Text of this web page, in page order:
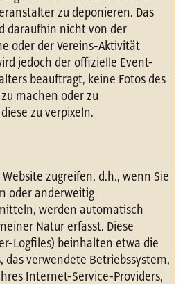
zu deponieren. Das
daraufhin nicht von der
oder der Vereins-Aktivität
jedoch der offizielle Event-
beauftragt, keine Fotos des
machen oder zu
zu verpixeln.
zugreifen, d.h., wenn Sie
oder anderweitig
werden automatisch
Natur erfasst. Diese
Logfiles) beinhalten etwa die
das verwendete Betriebssystem,
Internet-Service-Providers,